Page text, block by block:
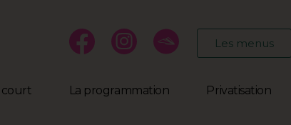
Les menus
court La programmation Privatisation